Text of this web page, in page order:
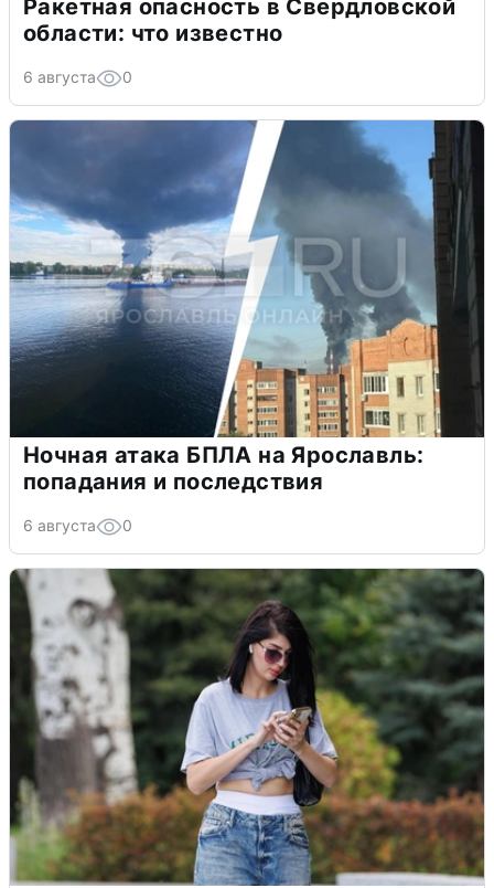
Ракетная опасность в Свердловской
области: что известно
6 августа 0
Ночная атака БПЛА на Ярославль:
попадания и последствия
6 августа 0